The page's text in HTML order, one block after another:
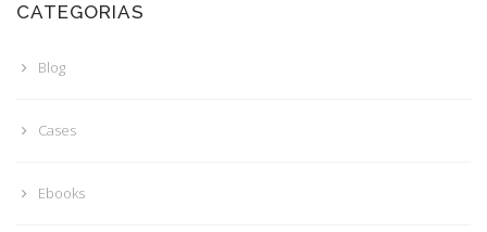
CATEGORIAS
Blog
Cases
Ebooks